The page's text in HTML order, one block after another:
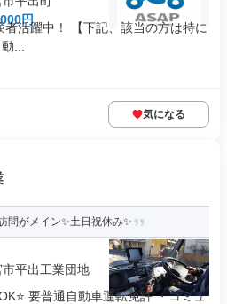
円
活躍中！ 【下記、該当の方は特に
...
気になる
問がメイン✨土日祝休み✨
平出工業団地
要普通自動車運転免許 ・コミュ